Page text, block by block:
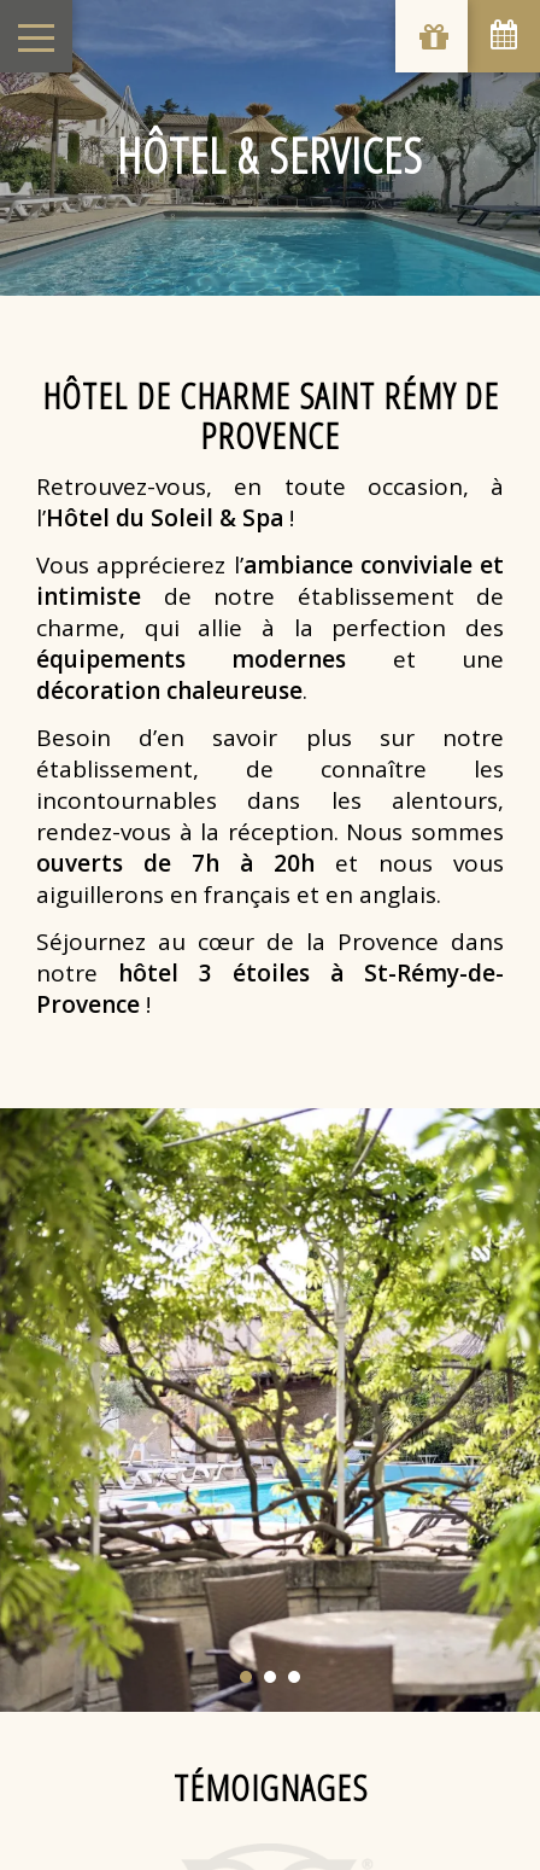
HÔTEL & SERVICES
HÔTEL DE CHARME SAINT RÉMY DE
PROVENCE
Retrouvez-vous, en toute occasion, à
l’Hôtel du Soleil & Spa !
Vous apprécierez l’ambiance conviviale et
intimiste de notre établissement de
charme, qui allie à la perfection des
équipements modernes et une
décoration chaleureuse.
Besoin d’en savoir plus sur notre
établissement, de connaître les
incontournables dans les alentours,
rendez-vous à la réception. Nous sommes
ouverts de 7h à 20h et nous vous
aiguillerons en français et en anglais.
Séjournez au cœur de la Provence dans
notre hôtel 3 étoiles à St-Rémy-de-
Provence !
TÉMOIGNAGES